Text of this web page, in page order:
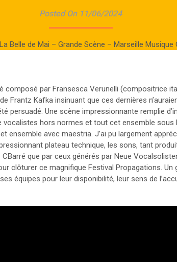
Posted On 11/06/2024
Belle de Mai – Grande Scène – Marseille Musique
composé par Fransesca Verunelli (compositrice
Frantz Kafka insinuant que ces dernières
persuadé. Une scène impressionnante remplie
vocalistes hors normes et tout cet ensemble sous
ensemble avec maestria. J’ai pu largement
plateau technique, les sons, tant
que par ceux générés par Neue
clôturer ce magnifique Festival Propagations. Un
équipes pour leur disponibilité, leur sens de